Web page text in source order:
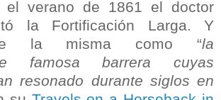
el verano de 1861 el doctor
la Fortificación Larga. Y
la misma como “la
famosa barrera cuyas
resonado durante siglos en